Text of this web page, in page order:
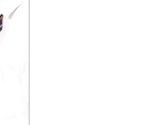
ん次第
理由
る